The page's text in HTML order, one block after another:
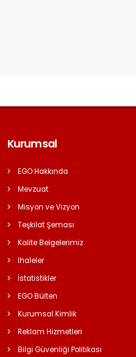
Kurumsal
EGO Hakkında
Mevzuat
Misyon ve Vizyon
Teşkilat Şeması
Kalite Belgelerimiz
İhaleler
İstatistikler
EGO Bülten
Kurumsal Kimlik
Reklam Hizmetleri
Bilgi Güvenliği Politikası